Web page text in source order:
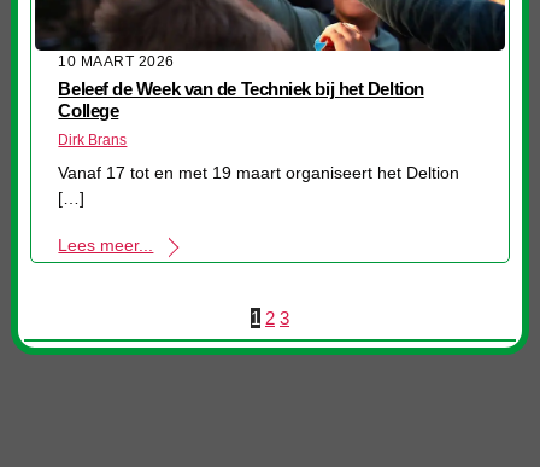
10 MAART 2026
Beleef de Week van de Techniek bij het Deltion
College
Dirk Brans
Vanaf 17 tot en met 19 maart organiseert het Deltion
[…]
Lees meer...
1 2 3